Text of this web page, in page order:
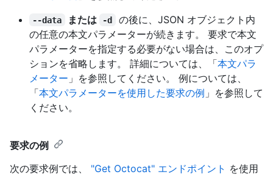
--data または -d
の後に、JSON オブジェクト内
の任意の本文パラメーターが続きます。 要求で本文
パラメーターを指定する必要がない場合は、このオプ
ションを省略します。 詳細については、「本文パラ
メーター 」を参照してください。 例については、
「本文パラメーターを使用した要求の例 」を参照して
ください。
要求の例
次の要求例では、 "Get Octocat" エンドポイント を使用